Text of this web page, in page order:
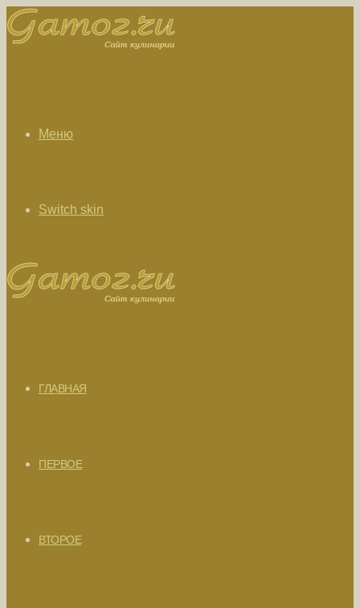
Меню
Switch skin
ГЛАВНАЯ
ПЕРВОЕ
ВТОРОЕ